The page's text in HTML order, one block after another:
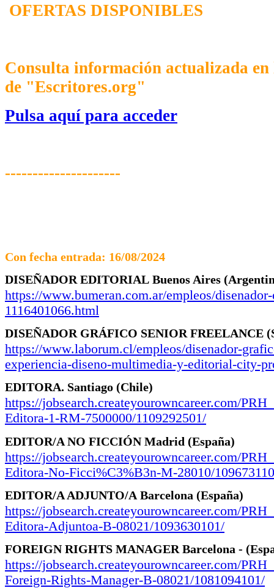
OFERTAS DISPONIBLES
Consulta información actualizada en
de "Escritores.org"
Pulsa aquí para acceder
---------------------
Con fecha entrada: 16/08/2024
DISEÑADOR EDITORIAL Buenos Aires
https://www.bumeran.com.ar/empleos/
1116401066.html
DISEÑADOR GRÁFICO SENIOR FREELANCE
https://www.laborum.cl/empleos/disenador-
experiencia-diseno-multimedia-y-editorial-city-
EDITORA. Santiago (Chile)
https://jobsearch.createyourowncareer.com/
Editora-1-RM-7500000/1109292501/
EDITOR/A NO FICCIÓN Madrid (España)
https://jobsearch.createyourowncareer.com/
Editora-No-Ficci%C3%B3n-M-28010/
EDITOR/A ADJUNTO/A Barcelona (España)
https://jobsearch.createyourowncareer.com/
Editora-Adjuntoa-B-08021/1093630101/
FOREIGN RIGHTS MANAGER Barcelona -
https://jobsearch.createyourowncareer.com/
Foreign-Rights-Manager-B-08021/1081094101/